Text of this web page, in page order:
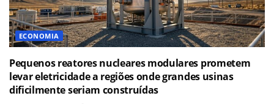
ECONOMIA
Pequenos reatores nucleares modulares prometem
levar eletricidade a regiões onde grandes usinas
dificilmente seriam construídas